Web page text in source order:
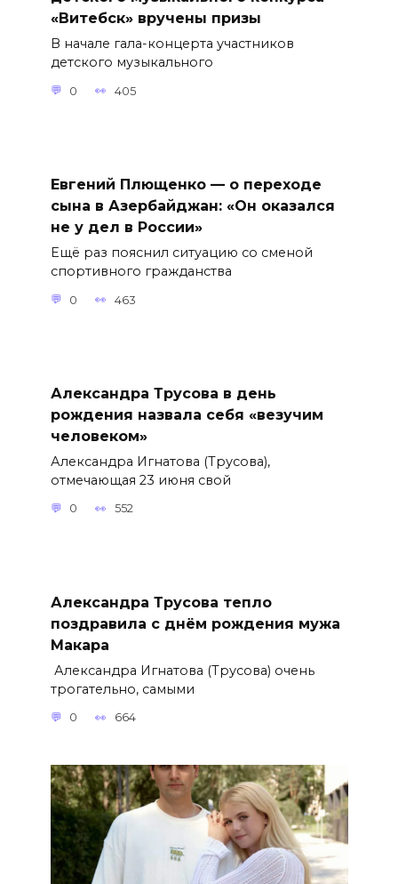
«Витебск» вручены призы
В начале гала-концерта участников
детского музыкального
0 405
Евгений Плющенко — о переходе
сына в Азербайджан: «Он оказался
не у дел в России»
Ещё раз пояснил ситуацию со сменой
спортивного гражданства
0 463
Александра Трусова в день
рождения назвала себя «везучим
человеком»
Александра Игнатова (Трусова),
отмечающая 23 июня свой
0 552
Александра Трусова тепло
поздравила с днём рождения мужа
Макара
Александра Игнатова (Трусова) очень
трогательно, самыми
0 664